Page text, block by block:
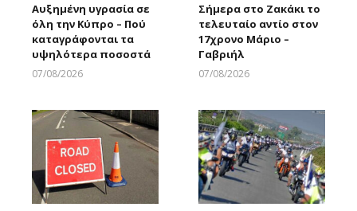
Αυξημένη υγρασία σε
όλη την Κύπρο – Πού
καταγράφονται τα
υψηλότερα ποσοστά
07/08/2026
Σήμερα στο Ζακάκι το
τελευταίο αντίο στον
17χρονο Μάριο –
Γαβριήλ
07/08/2026